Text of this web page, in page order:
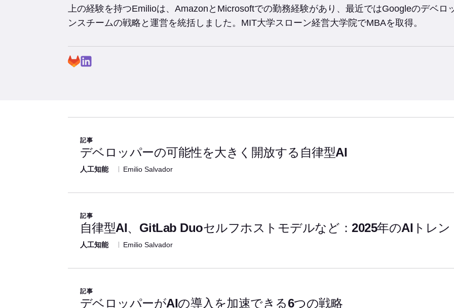
上の経験を持つEmilioは、AmazonとMicrosoftでの勤務経験があり、最近ではGoogleのデベロ
ンスチームの戦略と運営を統括しました。MIT大学スローン経営大学院でMBAを取得。
記事
デベロッパーの可能性を大きく開放する自律型AI
人工知能 Emilio Salvador
記事
自律型AI、GitLab Duoセルフホストモデルなど：2025年のAIトレン
人工知能 Emilio Salvador
記事
デベロッパーがAIの導入を加速できる6つの戦略